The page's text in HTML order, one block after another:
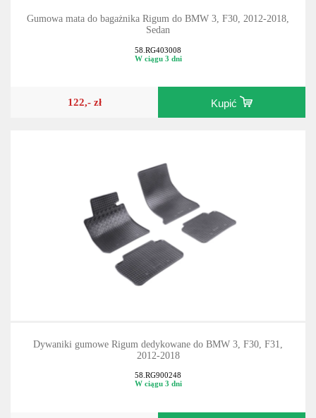
Gumowa mata do bagażnika Rigum do BMW 3, F30, 2012-2018,
Sedan
58.RG403008
W ciągu 3 dni
122,- zł Kupić
Dywaniki gumowe Rigum dedykowane do BMW 3, F30, F31,
2012-2018
58.RG900248
W ciągu 3 dni